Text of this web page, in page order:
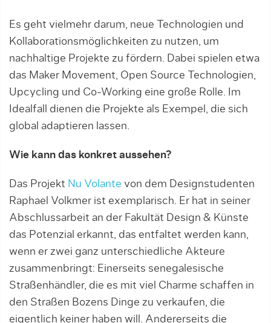
Es geht vielmehr darum, neue Technologien und
Kollaborationsmöglichkeiten zu nutzen, um
nachhaltige Projekte zu fördern. Dabei spielen etwa
das Maker Movement, Open Source Technologien,
Upcycling und Co-Working eine große Rolle. Im
Idealfall dienen die Projekte als Exempel, die sich
global adaptieren lassen.
Wie kann das konkret aussehen?
Das Projekt Nu Volante von dem Designstudenten
Raphael Volkmer ist exemplarisch. Er hat in seiner
Abschlussarbeit an der Fakultät Design & Künste
das Potenzial erkannt, das entfaltet werden kann,
wenn er zwei ganz unterschiedliche Akteure
zusammenbringt: Einerseits senegalesische
Straßenhändler, die es mit viel Charme schaffen in
den Straßen Bozens Dinge zu verkaufen, die
eigentlich keiner haben will. Andererseits die